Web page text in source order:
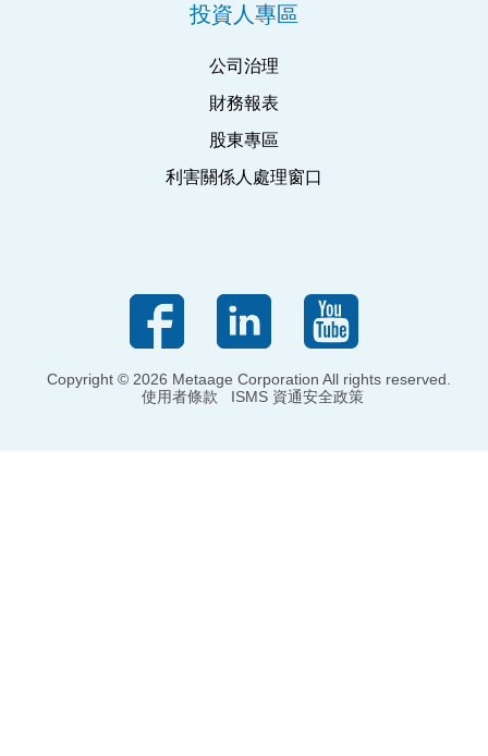
投資人專區
公司治理
財務報表
股東專區
利害關係人處理窗口
Copyright © 2026 Metaage Corporation All rights reserved.
使用者條款
ISMS 資通安全政策